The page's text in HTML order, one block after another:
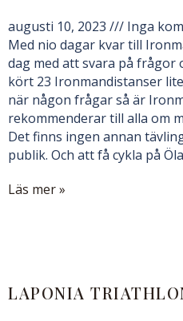
augusti 10, 2023
Inga
Med nio dagar kvar till
dag med att svara på frågor
kört 23 Ironmandistanser
när någon frågar så är
rekommenderar till alla om
Det finns ingen annan
publik. Och att få cykla på
Läs mer »
LAPONIA